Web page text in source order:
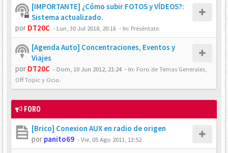
[IMPORTANTE] ¿Cómo subir FOTOS y VÍDEOS?:
Sistema actualizado.
por DT20C - Lun, 30 Jul 2018, 20:16 - In: Preséntate.
[Agenda Auto] Concentraciones, Eventos y
Viajes
por DT20C - Dom, 10 Jun 2012, 21:24 - In: Foro de Temas Generales,
Off Topic y Ocio.
FORO
[Brico] Conexion AUX en radio de origen
por panito69 -Vie, 05 Ago 2011, 13:52